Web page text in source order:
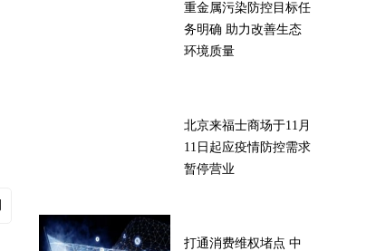
重金属污染防控目标任
务明确 助力改善生态
环境质量
北京来福士商场于11月
11日起应疫情防控需求
暂停营业
打通消费维权堵点 中